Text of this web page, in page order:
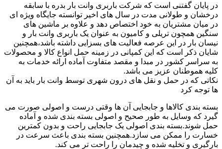
در پایان گفتنی است که شرکت باربری وانت بار بدره با سابقه
درخشان و طولانی مدت در سال های اخیر توانسته جایگاه ویژه ای
در میان مشتریان به خود اختصاص دهد و علاوه بر ماشین های
سنگین همچون تریلی و کامیون به عنوان یک باربری وانت بار و
نیسان بار در این عرصه فعالیت های بسزایی داشته باشد،همچنین
شایان ذکر است که این کمپانی در زمینه حمل انواع کالا و محصولات
به سراسر کشور در مبدا و مقصد متفاوت آماده ارائه خدمات به
کلیه هموطنان عزیز می باشد.
نکاتی که در حمل و نقل های درون شهری توسط وانت بار باید به آن
ها توجه کرد
بسته بندی کالاها و جابجایی آن ها وقتی درست و اصولی صورت می
گیرد که وسایل به طور صحیح و اصولی بسته بندی شده و آماده
حمل شوند.بسته بندی اصولی یک جابجایی راحت و بدون کمترین
خسارت را ممکن می سازد.همچنین بسته بندی باعث سرعت در
بارگیری و تخلیه شده و چیدمان را راحت تر می کند.